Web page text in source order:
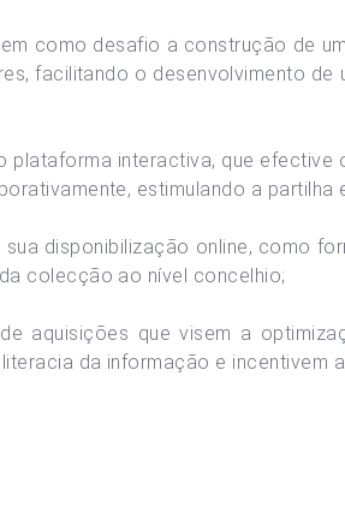
como desafio a construção de
facilitando o desenvolvimento
plataforma interactiva, que
estimulando a partilha
disponibilização online, como
colecção ao nível concelhio;
aquisições que visem a
da informação e incentivem